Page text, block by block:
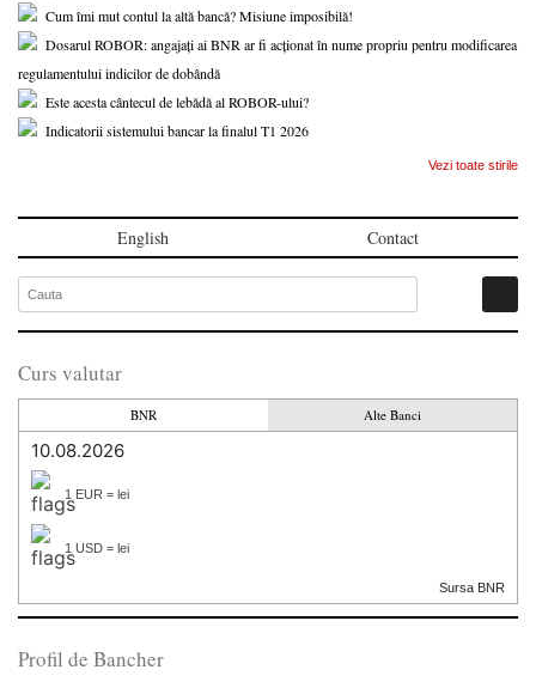
Cum îmi mut contul la altă bancă? Misiune imposibilă!
Dosarul ROBOR: angajați ai BNR ar fi acționat în nume propriu pentru modificarea
regulamentului indicilor de dobândă
Este acesta cântecul de lebădă al ROBOR-ului?
Indicatorii sistemului bancar la finalul T1 2026
Vezi toate stirile
English Contact
Curs valutar
BNR Alte Banci
10.08.2026
1 EUR = lei
1 USD = lei
Sursa BNR
Profil de Bancher